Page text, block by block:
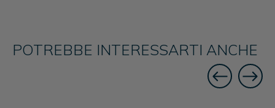
POTREBBE INTERESSARTI ANCHE